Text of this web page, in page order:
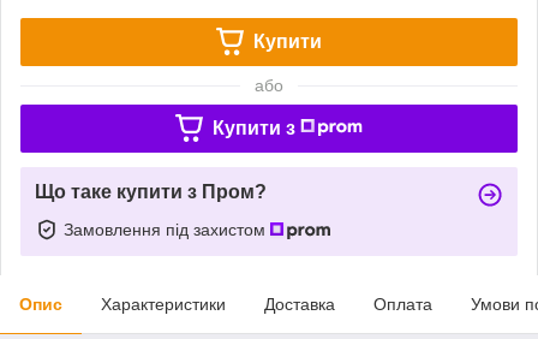
Купити
або
Купити з
Що таке купити з Пром?
Замовлення під захистом
Опис Характеристики Доставка Оплата Умови